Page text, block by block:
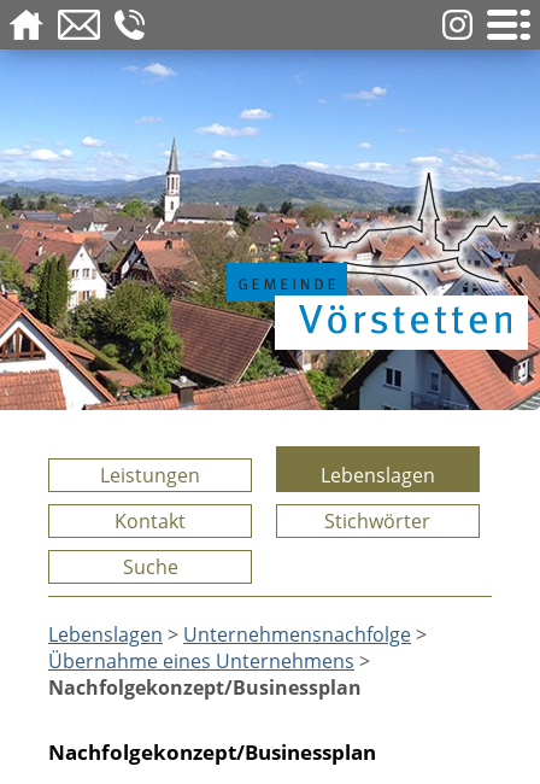
Leistungen
Lebenslagen
Kontakt
Stichwörter
Suche
Lebenslagen > Unternehmensnachfolge>
Übernahme eines Unternehmens >
Nachfolgekonzept/Businessplan
Nachfolgekonzept/Businessplan